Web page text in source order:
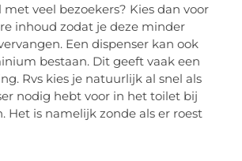
veel bezoekers? Kies dan voor
inhoud zodat je deze minder
Een dispenser kan ook
bestaan. Dit geeft vaak een
Rvs kies je natuurlijk al snel als
nodig hebt voor in het toilet bij
Het is namelijk zonde als er roest